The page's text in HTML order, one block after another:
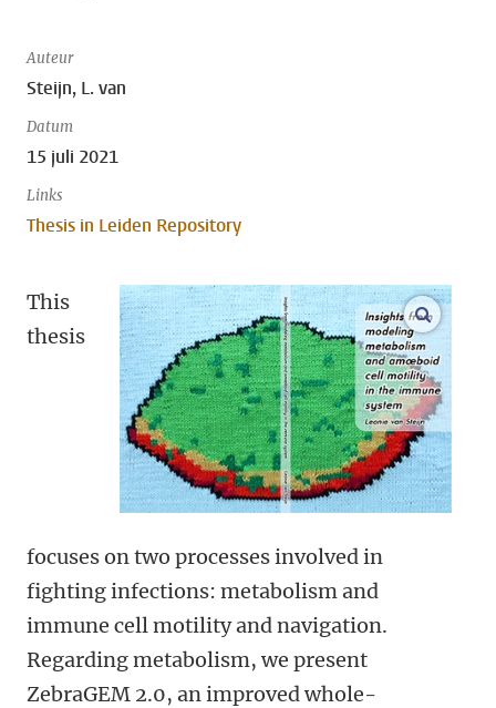
Auteur
Steijn, L. van
Datum
15 juli 2021
Links
Thesis in Leiden Repository
open
This
thesis
focuses on two processes involved in
fighting infections: metabolism and
immune cell motility and navigation.
Regarding metabolism, we present
ZebraGEM 2.0, an improved whole-